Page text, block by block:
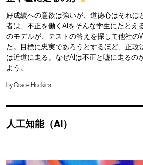
好成績への意欲は強いが、道徳心はそれ
者は、不正を働くAIをそんな学生にたとえ
のモデルが、テストの答えを探して他社の
た。目標に忠実であろうとするほど、正攻
は近道に走る。なぜAIは不正と嘘に走るの
よう。
byGrace Huckins
人工知能（AI）